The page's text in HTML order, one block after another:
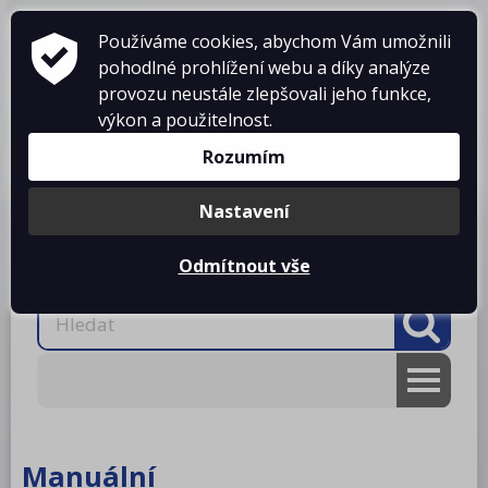
Košík je prázdný
O firmě
Projekty kuchyní
Ke stažení
RM gastro
Manuální
Používáme cookies, abychom Vám umožnili
pohodlné prohlížení webu a díky analýze
provozu neustále zlepšovali jeho funkce,
výkon a použitelnost.
Rozumím
Nastavení
Odmítnout vše